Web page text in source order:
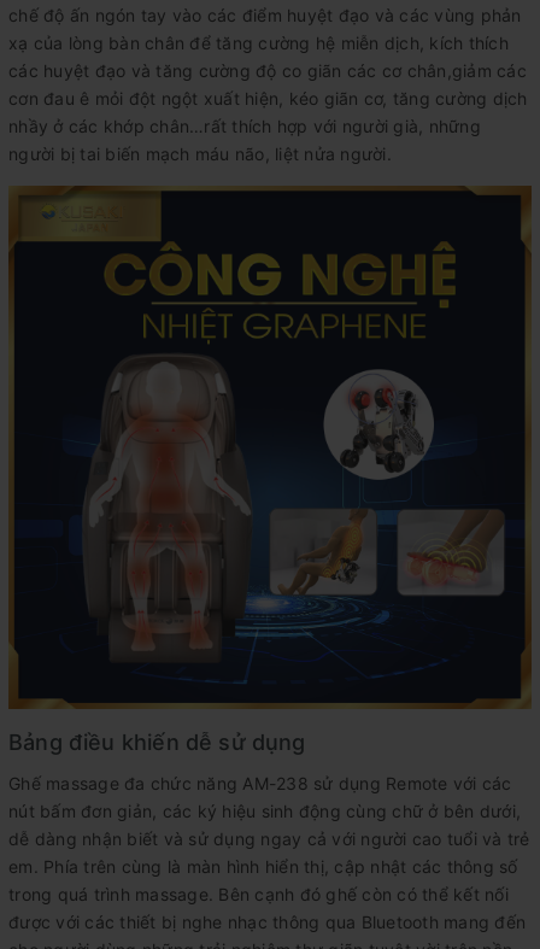
chế độ ấn ngón tay vào các điểm huyệt đạo và các vùng phản
xạ của lòng bàn chân để tăng cường hệ miễn dịch, kích thích
các huyệt đạo và tăng cường độ co giãn các cơ chân,giảm các
cơn đau ê mỏi đột ngột xuất hiện, kéo giãn cơ, tăng cường dịch
nhầy ở các khớp chân…rất thích hợp với người già, những
người bị tai biến mạch máu não, liệt nửa người.
Bảng điều khiến dễ sử dụng
Ghế massage đa chức năng AM-238 sử dụng Remote với các
nút bấm đơn giản, các ký hiệu sinh động cùng chữ ở bên dưới,
dễ dàng nhận biết và sử dụng ngay cả với người cao tuổi và trẻ
em. Phía trên cùng là màn hình hiển thị, cập nhật các thông số
trong quá trình massage. Bên cạnh đó ghế còn có thể kết nối
được với các thiết bị nghe nhạc thông qua Bluetooth mang đến